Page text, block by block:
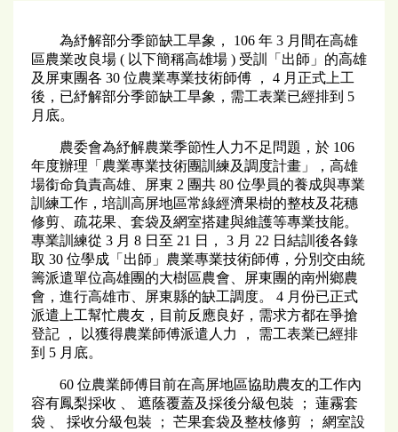
為紓解部分季節缺工旱象， 106 年 3 月間在高雄
區農業改良場 ( 以下簡稱高雄場 ) 受訓「出師」的高雄
及屏東團各 30 位農業專業技術師傅 ， 4 月正式上工
後，已紓解部分季節缺工旱象，需工表業已經排到 5
月底。
農委會為紓解農業季節性人力不足問題，於 106
年度辦理「農業專業技術團訓練及調度計畫」，高雄
場銜命負責高雄、屏東 2 團共 80 位學員的養成與專業
訓練工作，培訓高屏地區常綠經濟果樹的整枝及花穗
修剪、疏花果、套袋及網室搭建與維護等專業技能。
專業訓練從 3 月 8 日至 21 日， 3 月 22 日結訓後各錄
取 30 位學成「出師」農業專業技術師傅，分別交由統
籌派遣單位高雄團的大樹區農會、屏東團的南州鄉農
會，進行高雄市、屏東縣的缺工調度。 4 月份已正式
派遣上工幫忙農友，目前反應良好，需求方都在爭搶
登記 ， 以獲得農業師傅派遣人力 ， 需工表業已經排
到 5 月底。
60 位農業師傅目前在高屏地區協助農友的工作內
容有鳳梨採收 、 遮蔭覆蓋及採後分級包裝 ； 蓮霧套
袋 、 採收分級包裝 ； 芒果套袋及整枝修剪 ； 網室設